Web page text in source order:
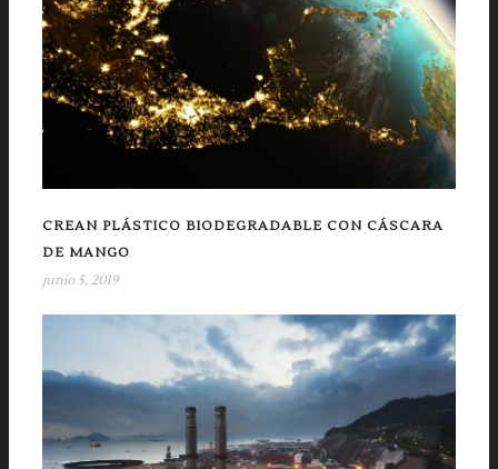
CREAN PLÁSTICO BIODEGRADABLE CON CÁSCARA
DE MANGO
junio 5, 2019